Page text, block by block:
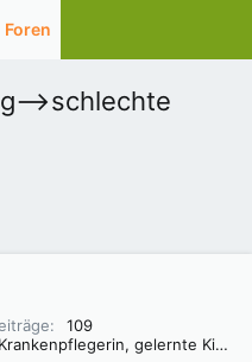
Foren
>schlechte
109
Gesundheits- und Krankenpflegerin, gelernte Kinderpflegerin, Tagesmutter